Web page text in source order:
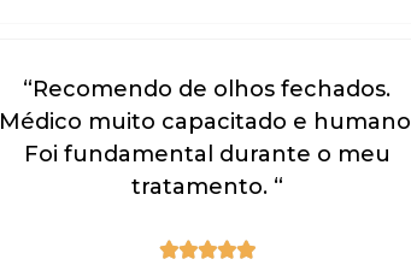
“Recomendo de olhos fechados.
Médico muito capacitado e
Foi fundamental durante o meu
tratamento. “
